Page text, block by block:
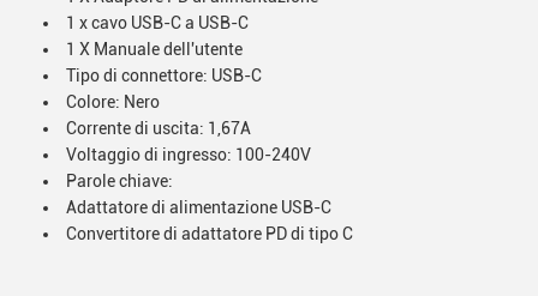
1 x cavo USB-C a USB-C
1 X Manuale dell'utente
Tipo di connettore: USB-C
Colore: Nero
Corrente di uscita: 1,67A
Voltaggio di ingresso: 100-240V
Parole chiave:
Adattatore di alimentazione USB-C
Convertitore di adattatore PD di tipo C